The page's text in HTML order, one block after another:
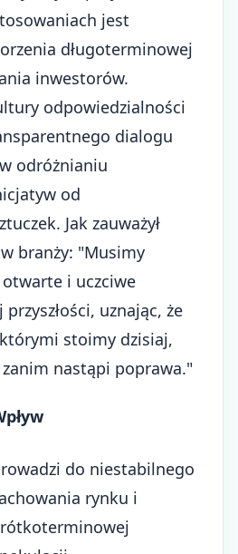
jest
długoterminowej
inwestorów.
odpowiedzialności
dialogu
odróżnianiu
od
Jak zauważył
branży: "Musimy
i uczciwe
uznając, że
stoimy dzisiaj,
nastąpi poprawa."
do niestabilnego
rynku i